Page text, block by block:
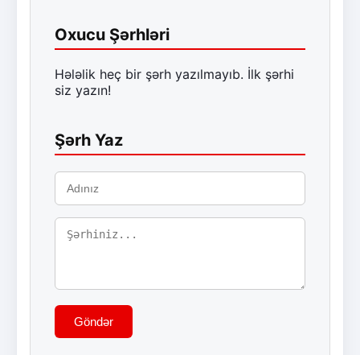
Oxucu Şərhləri
Hələlik heç bir şərh yazılmayıb. İlk şərhi
siz yazın!
Şərh Yaz
Göndər